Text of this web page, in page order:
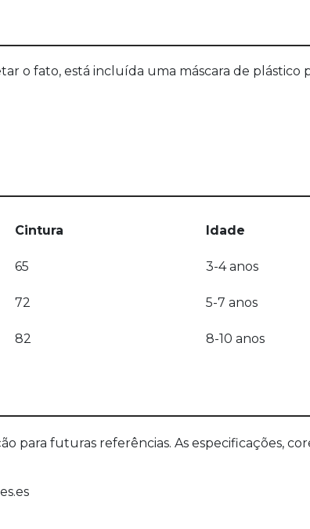
o fato, está incluída uma máscara de
Cintura Idade
65 3-4 anos
72 5-7 anos
82 8-10 anos
para futuras referências. As especificações,